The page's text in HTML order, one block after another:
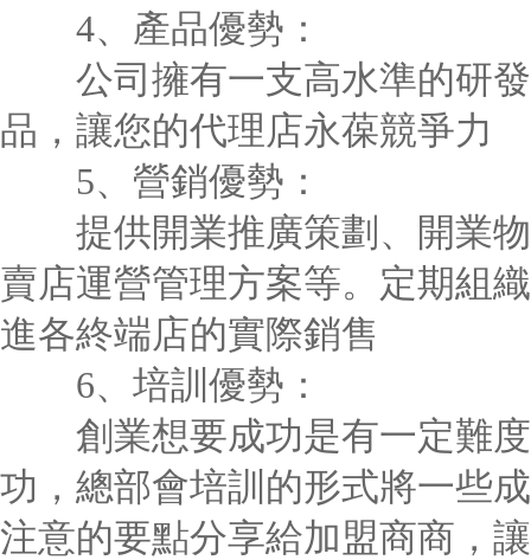
4、產品優勢：
公司擁有一支高水準的研發
品，讓您的代理店永葆競爭力
5、營銷優勢：
提供開業推廣策劃、開業物
賣店運營管理方案等。定期組
進各終端店的實際銷售
6、培訓優勢：
創業想要成功是有一定難度
功，總部會培訓的形式將一些
注意的要點分享給加盟商商，